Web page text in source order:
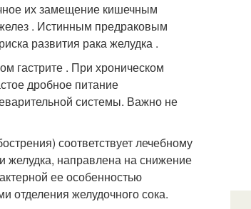
их замещение кишечным
. Истинным предраковым
развития рака желудка .
гастрите . При хроническом
дробное питание
системы. Важно не
соответствует лечебному
направлена на снижение
ее особенностью
отделения желудочного сока.